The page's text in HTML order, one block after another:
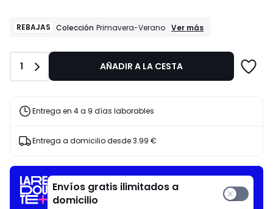
de
€
14%
descuento
REBAJAS Colección Primavera-Verano REBAJAS
Ver más
Cantidad
1 AÑADIR A LA CESTA
Entrega en 4 a 9 días laborables
Entrega a domicilio desde3.99 €
Envíos gratis ilimitados a
domicilio